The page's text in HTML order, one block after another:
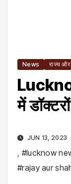
News राज्य
में
JUN 13, 2023
#lucknow
#rajay aur